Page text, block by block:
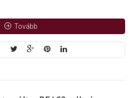
Tovább